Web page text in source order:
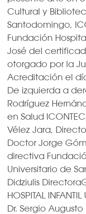
Cultural y
Santodomingo,
Fundación
José del
otorgado por la
Acreditación el
De izquierda a
Rodríguez
en Salud
Vélez Jara,
Doctor Jorge
directiva
Universitario de
Didziulis
HOSPITAL
Dr. Sergio